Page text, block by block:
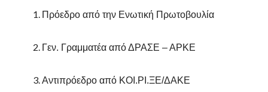
Πρόεδρο από την Ενωτική Πρωτοβουλία
Γεν. Γραμματέα από ΔΡΑΣΕ – ΑΡΚΕ
Αντιπρόεδρο από ΚΟΙ.ΡΙ.ΞΕ/ΔΑΚΕ